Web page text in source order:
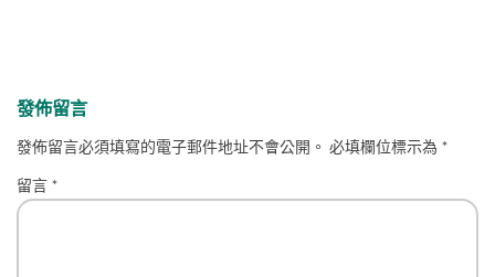
發佈留言
發佈留言必須填寫的電子郵件地址不會公開。 必填欄位標示為 *
留言 *